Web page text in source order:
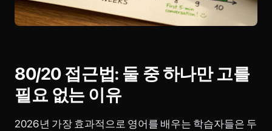
80/20 접근법: 둘 중 하나만 고를
필요 없는 이유
2026년 가장 효과적으로 영어를 배우는 학습자들은 두